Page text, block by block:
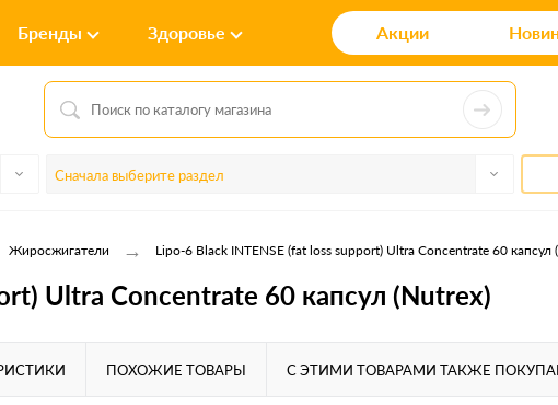
Бренды Здоровье Акции
Сначала выберите раздел
Жиросжигатели → Lipo-6 Black INTENSE (fat loss support) Ultra Concentrate 60 капсул
Ultra Concentrate 60 капсул (Nutrex)
ПОХОЖИЕ ТОВАРЫ С ЭТИМИ ТОВАРАМИ ТАКЖЕ